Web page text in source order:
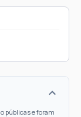
públicas e foram